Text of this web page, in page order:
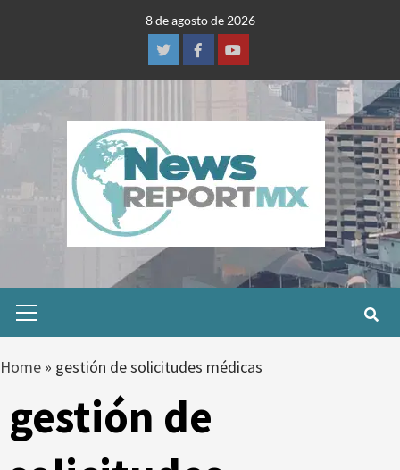
8 de agosto de 2026
TwitterFacebookYoutube
Menu
Home » gestión de solicitudes médicas
gestión de